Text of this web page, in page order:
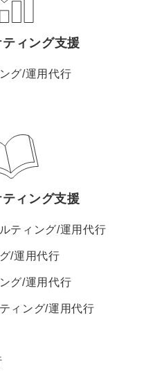
ィング支援
グ/運用代行
ィング支援
ティング/運用代行
/運用代行
グ/運用代行
ィング/運用代行